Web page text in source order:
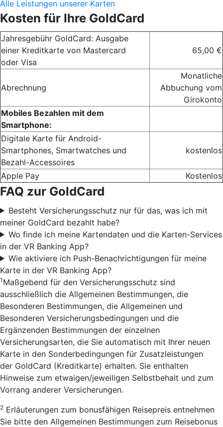
Alle Leistungen unserer Karten
Kosten für Ihre GoldCard
Jahresgebühr GoldCard: Ausgabe
einer Kreditkarte von Mastercard
oder Visa
65,00 €
Abrechnung
Monatliche
Abbuchung vom
Girokonto
Mobiles Bezahlen mit dem
Smartphone:
Digitale Karte für Android-
Smartphones, Smartwatches und
Bezahl-Accessoires
kostenlos
Apple Pay Kostenlos
FAQ zur GoldCard
Besteht Versicherungsschutz nur für das, was ich mit
meiner GoldCard bezahlt habe?
Wo finde ich meine Kartendaten und die Karten-Services
in der VR Banking App?
Wie aktiviere ich Push-Benachrichtigungen für meine
Karte in der VR Banking App?
1 Maßgebend für den Versicherungsschutz sind
ausschließlich die Allgemeinen Bestimmungen, die
Besonderen Bestimmungen, die Allgemeinen und
Besonderen Versicherungsbedingungen und die
Ergänzenden Bestimmungen der einzelnen
Versicherungsarten, die Sie automatisch mit Ihrer neuen
Karte in den Sonderbedingungen für Zusatzleistungen
der GoldCard (Kreditkarte) erhalten. Sie enthalten
Hinweise zum etwaigen/jeweiligen Selbstbehalt und zum
Vorrang anderer Versicherungen.
2 Erläuterungen zum bonusfähigen Reisepreis entnehmen
Sie bitte den Allgemeinen Bestimmungen zum Reisebonus